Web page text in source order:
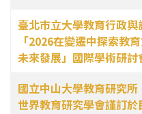
臺北市立大學教育行政
「2026在變遷中探索教
未來發展」國際學術研討
國立中山大學教育研究
世界教育研究學會謹訂